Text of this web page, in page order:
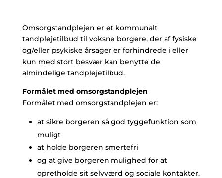
Omsorgstandplejen er et kommunalt
tandplejetilbud til voksne borgere, der af fysiske
og/eller psykiske årsager er forhindrede i eller
kun med stort besvær kan benytte de
almindelige tandplejetilbud.
Formålet med omsorgstandplejen
Formålet med omsorgstandplejen er:
at sikre borgeren så god tyggefunktion som
muligt
at holde borgeren smertefri
og at give borgeren mulighed for at
opretholde sit selvværd og sociale kontakter.